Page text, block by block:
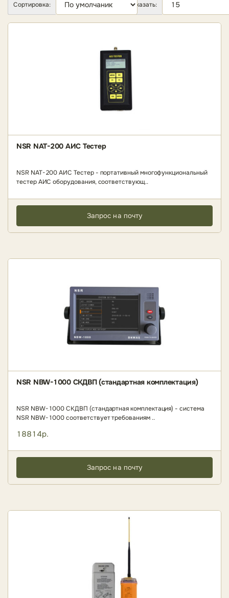
Сортировка: Показать:
NSR NAT-200 АИС Тестер
NSR NAT-200 АИС Тестер - портативный многофункциональный
тестер АИС оборудования, соответствующ..
Запрос на почту
NSR NBW-1000 СКДВП (стандартная комплектация)
NSR NBW-1000 СКДВП (стандартная комплектация) - система
NSR NBW-1000 соответствует требованиям ..
18814р.
Запрос на почту